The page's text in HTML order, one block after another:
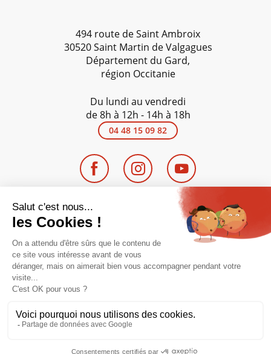
494 route de Saint Ambroix
30520 Saint Martin de Valgagues
Département du Gard,
région Occitanie
Du lundi au vendredi
de 8h à 12h - 14h à 18h
04 48 15 09 82
Avis - Eldo